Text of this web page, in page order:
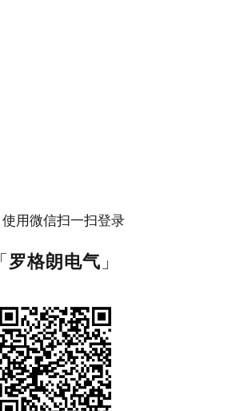
使用微信扫一扫登录
「罗格朗电气 」